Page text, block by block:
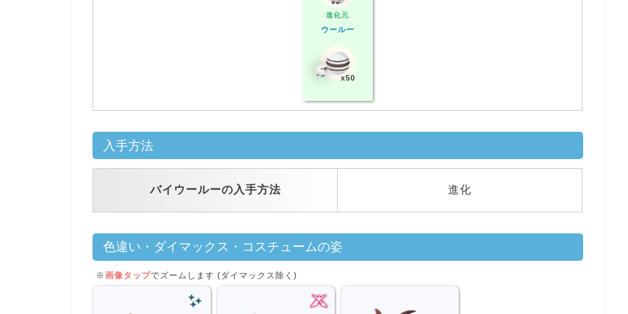
進化元
ウールー
x50
入手方法
バイウールーの入手方法 進化
色違い・ダイマックス・コスチュームの姿
※画像タップでズームします (ダイマックス除く)